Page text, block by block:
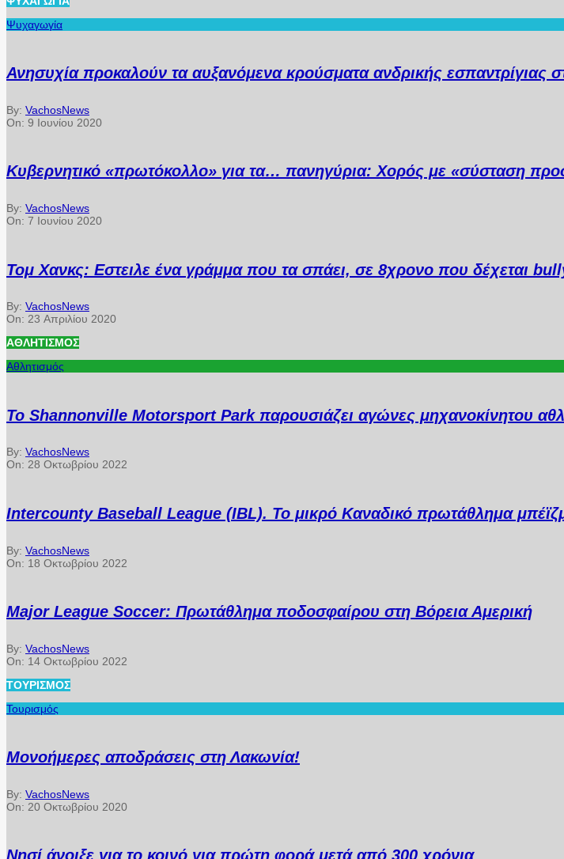
Ψυχαγωγία
Ανησυχία προκαλούν τα αυξανόμενα κρούσματα ανδρικής εσπαντρίγιας
By: VachosNews
On: 9 Ιουνίου 2020
Κυβερνητικό «πρωτόκολλο» για τα… πανηγύρια: Χορός με «σύσταση
By: VachosNews
On: 7 Ιουνίου 2020
Τομ Χανκς: Εστειλε ένα γράμμα που τα σπάει, σε 8χρονο που δέχεται
By: VachosNews
On: 23 Απριλίου 2020
ΑΘΛΗΤΙΣΜΌΣ
Αθλητισμός
Το Shannonville Motorsport Park παρουσιάζει αγώνες μηχανοκίνητου
By: VachosNews
On: 28 Οκτωβρίου 2022
Intercounty Baseball League (IBL). Το μικρό Καναδικό πρωτάθλημα
By: VachosNews
On: 18 Οκτωβρίου 2022
Major League Soccer: Πρωτάθλημα ποδοσφαίρου στη Βόρεια Αμερική
By: VachosNews
On: 14 Οκτωβρίου 2022
ΤΟΥΡΙΣΜΌΣ
Τουρισμός
Μονοήμερες αποδράσεις στη Λακωνία!
By: VachosNews
On: 20 Οκτωβρίου 2020
Νησί άνοιξε για το κοινό για πρώτη φορά μετά από 300 χρόνια